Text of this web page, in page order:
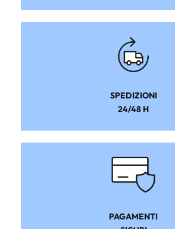
SPEDIZIONI
24/48 H
PAGAMENTI